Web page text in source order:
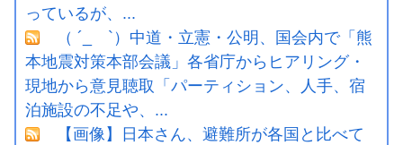
っているが、...
（ ´_ゝ`）中道・立憲・公明、国会内で「熊
本地震対策本部会議」各省庁からヒアリング・
現地から意見聴取「パーティション、人手、宿
泊施設の不足や、...
【画像】日本さん、避難所が各国と比べて